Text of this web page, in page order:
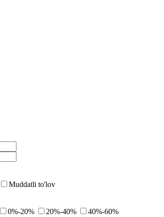
Muddatli to'lov
0%-20% 20%-40%
40%-60%